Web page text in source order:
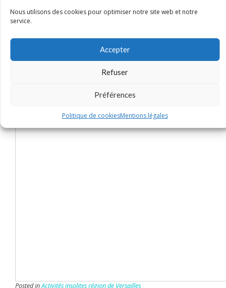
Nous utilisons des cookies pour optimiser notre site web et notre
service.
Accepter
Refuser
Préférences
Politique de cookiesMentions légales
place.
Je découvre l’activité
Posted inActivités insolites région de Versailles